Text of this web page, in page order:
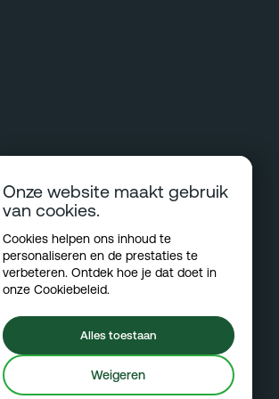
Onze website maakt gebruik
van cookies.
Cookies helpen ons inhoud te
personaliseren en de prestaties te
verbeteren. Ontdek hoe je dat doet in
onze Cookiebeleid.
Alles toestaan
Weigeren